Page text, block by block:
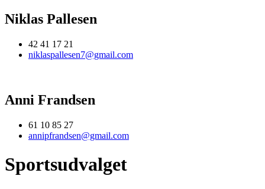
Niklas Pallesen
42 41 17 21
niklaspallesen7@gmail.com
Anni Frandsen
61 10 85 27
annipfrandsen@gmail.com
Sportsudvalget